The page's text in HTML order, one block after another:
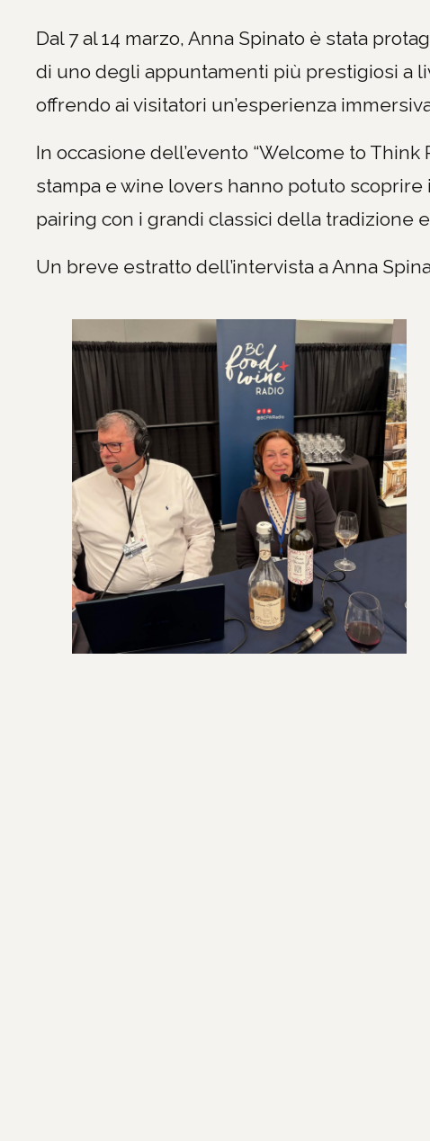
Dal 7 al 14 marzo, Anna Spinato è stata
di uno degli appuntamenti più prestigiosi a
offrendo ai visitatori un’esperienza
In occasione dell’evento “Welcome to
stampa e wine lovers hanno potuto scoprire
pairing con i grandi classici della tradizione
Un breve estratto dell’intervista a Anna